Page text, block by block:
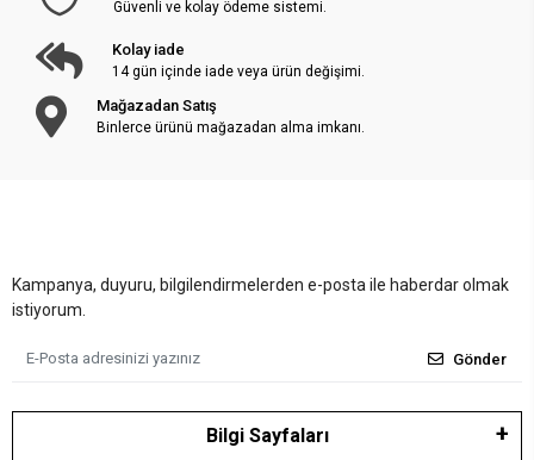
Güvenli ve kolay ödeme sistemi.
Kolay iade
14 gün içinde iade veya ürün değişimi.
Mağazadan Satış
Binlerce ürünü mağazadan alma imkanı.
Kampanya, duyuru, bilgilendirmelerden e-posta ile haberdar olmak
istiyorum.
Gönder
Bilgi Sayfaları